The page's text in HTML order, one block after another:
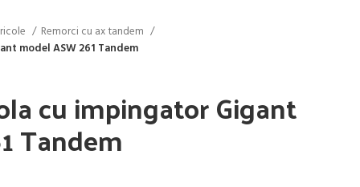
Remorci cu ax tandem
model ASW 261 Tandem
cu impingator Gigant
Tandem